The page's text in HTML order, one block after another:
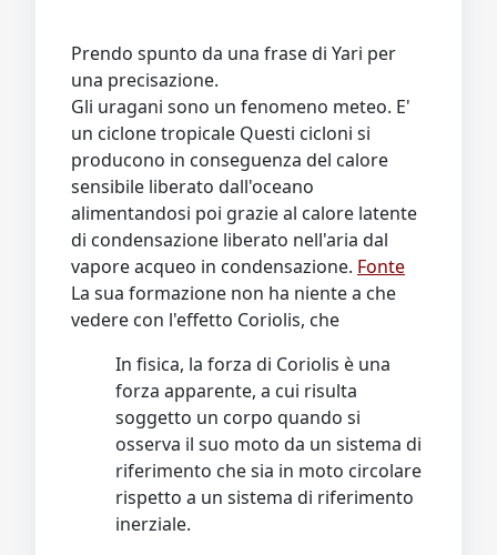
Prendo spunto da una frase di Yari per
una precisazione.
Gli uragani sono un fenomeno meteo. E'
un ciclone tropicale Questi cicloni si
producono in conseguenza del calore
sensibile liberato dall'oceano
alimentandosi poi grazie al calore latente
di condensazione liberato nell'aria dal
vapore acqueo in condensazione. Fonte
La sua formazione non ha niente a che
vedere con l'effetto Coriolis, che
In fisica, la forza di Coriolis è una
forza apparente, a cui risulta
soggetto un corpo quando si
osserva il suo moto da un sistema di
riferimento che sia in moto circolare
rispetto a un sistema di riferimento
inerziale.